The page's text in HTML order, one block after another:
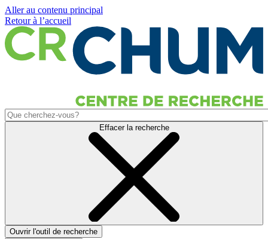
Aller au contenu principal
Retour à l’accueil
Effacer la recherche
Ouvrir l'outil de recherche